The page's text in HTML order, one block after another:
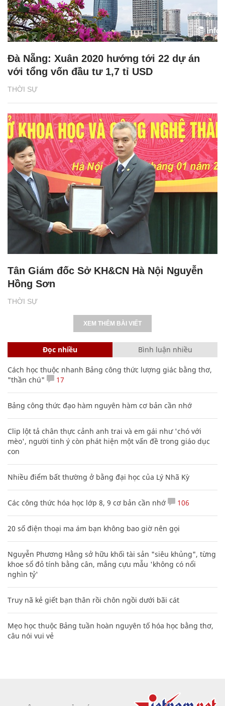
THỜI SỰ
Đà Nẵng: Xuân 2020 hướng tới 22 dự án
với tổng vốn đầu tư 1,7 tỉ USD
THỜI SỰ
Tân Giám đốc Sở KH&CN Hà Nội Nguyễn
Hồng Sơn
XEM THÊM BÀI VIẾT
Đọc nhiều Bình luận nhiều
Cách học thuộc nhanh Bảng công thức lượng giác bằng thơ,
"thần chú"
17
Bảng công thức đạo hàm nguyên hàm cơ bản cần nhớ
Clip lột tả chân thực cảnh anh trai và em gái như 'chó với
mèo', người tinh ý còn phát hiện một vấn đề trong giáo dục
con
Nhiều điểm bất thường ở bằng đại học của Lý Nhã Kỳ
Các công thức hóa học lớp 8, 9 cơ bản cần nhớ 106
20 số điện thoại ma ám bạn không bao giờ nên gọi
Nguyễn Phương Hằng sở hữu khối tài sản "siêu khủng", từng
khoe sổ đỏ tính bằng cân, mắng cựu mẫu 'không có nổi
nghìn tỷ'
Truy nã kẻ giết bạn thân rồi chôn ngồi dưới bãi cát
Mẹo học thuộc Bảng tuần hoàn nguyên tố hóa học bằng thơ,
câu nói vui vẻ